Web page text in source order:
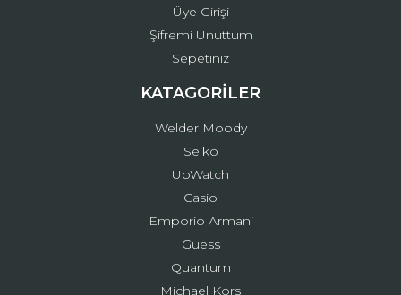
Üye Girişi
Şifremi Unuttum
Sepetiniz
KATAGORİLER
Welder Moody
Seiko
UpWatch
Casio
Emporio Armani
Guess
Quantum
Michael Kors